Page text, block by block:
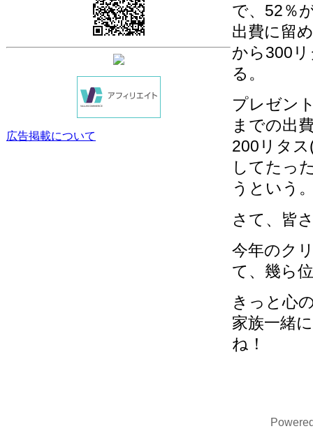
広告掲載について
で、52％
出費に留
から300
る。
プレゼン
までの出
200リタ
してたっ
うという
さて、皆
今年のク
て、幾ら
きっと心
家族一緒
ね！